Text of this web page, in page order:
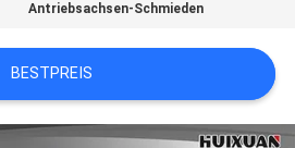
Antriebsachsen-Schmieden
BESTPREIS